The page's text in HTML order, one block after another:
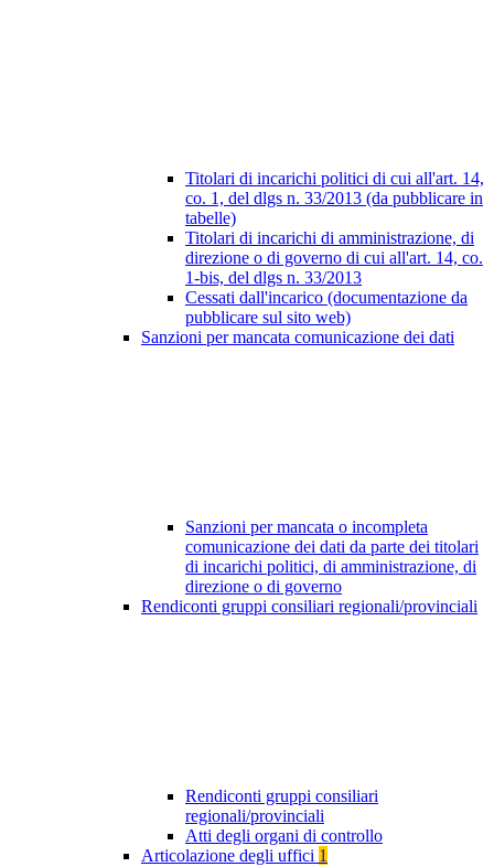
Titolari di incarichi politici di cui all'art. 14,
co. 1, del dlgs n. 33/2013 (da pubblicare in
tabelle)
Titolari di incarichi di amministrazione, di
direzione o di governo di cui all'art. 14, co.
1-bis, del dlgs n. 33/2013
Cessati dall'incarico (documentazione da
pubblicare sul sito web)
Sanzioni per mancata comunicazione dei dati
Sanzioni per mancata o incompleta
comunicazione dei dati da parte dei titolari
di incarichi politici, di amministrazione, di
direzione o di governo
Rendiconti gruppi consiliari regionali/provinciali
Rendiconti gruppi consiliari
regionali/provinciali
Atti degli organi di controllo
Articolazione degli uffici 1